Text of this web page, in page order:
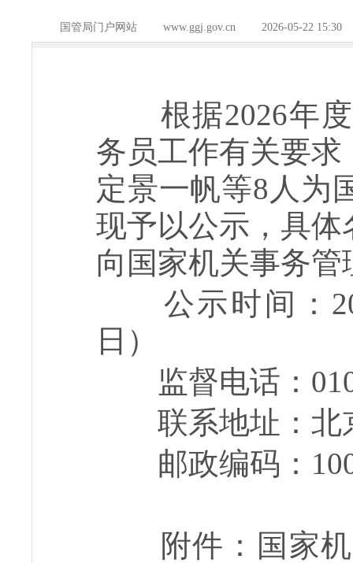
国管局门户网站 www.ggj.gov.cn 2026-05-22 15:30
根据2026年
务员工作有关要
定景一帆等8 人为
现予以公示，具
向国家机关事务
公示时间：
日 ）
监督电话：
联系地址：北
邮政编码：
附件：国家